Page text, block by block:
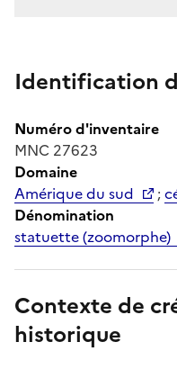
Identification
Numéro d'inventaire
MNC 27623
Domaine
Amérique du sud
;
Dénomination
statuette (zoomorphe)
Contexte de
historique